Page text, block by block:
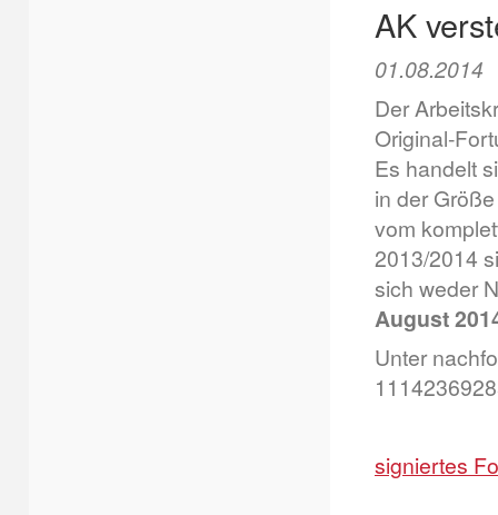
AK
01.08.2014
Der
Original-
Es handelt
in der
vom
2013/2014
sich weder
August
Unter
signiertes